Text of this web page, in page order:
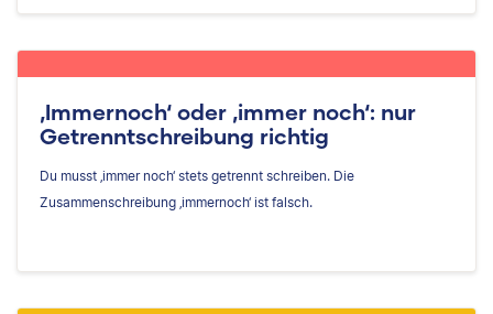
‚Immernoch‘ oder ‚immer noch‘: nur
Getrenntschreibung richtig
Du musst ‚immer noch‘ stets getrennt schreiben. Die
Zusammenschreibung ‚immernoch‘ ist falsch.